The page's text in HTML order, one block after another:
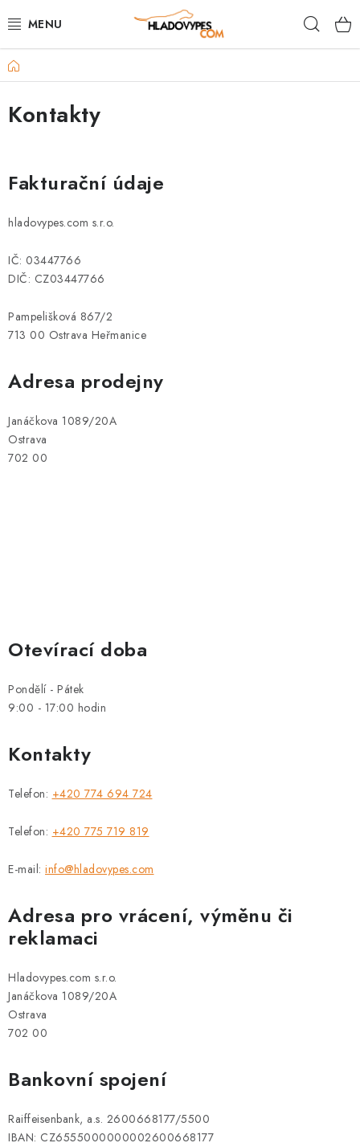
na
POTŘEBY PRO PSY
TAMI PŘEPRAVNÍ BOXY
BACK ON TRACK
VĚRNOSTNÍ PROGRAM
ZNAČKY
SLUŽBY
Domů
Kontakty
Fakturační údaje
hladovypes.com s.r.o.
IČ: 03447766
DIČ: CZ03447766
Pampelišková 867/2
713 00 Ostrava Heřmanice
Adresa prodejny
Janáčkova 1089/20A
Ostrava
702 00
Otevírací doba
Pondělí - Pátek
9:00 - 17:00 hodin
Kontakty
Telefon: +420 774 694 724
Telefon: +420 775 719 819
E-mail: info@hladovypes.com
Adresa pro vrácení, výměnu či
reklamaci
Hladovypes.com s.r.o.
Janáčkova 1089/20A
Ostrava
702 00
Bankovní spojení
Raiffeisenbank, a.s. 2600668177/5500
IBAN: CZ6555000000002600668177